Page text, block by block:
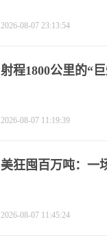
2026-08-07 23:13:54
射程1800公里的“
2026-08-07 11:19:39
美狂囤百万吨：一
2026-08-07 11:45:24